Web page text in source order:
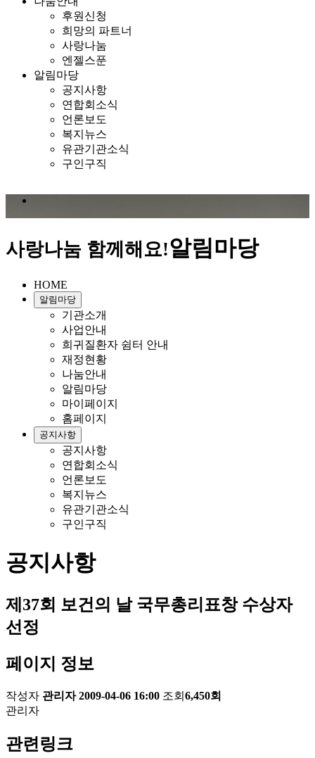
후원신청
희망의 파트너
사랑나눔
엔젤스푼
알림마당
공지사항
연합회소식
언론보도
복지뉴스
유관기관소식
구인구직
사랑나눔 함께해요!알림마당
HOME
알림마당
기관소개
사업안내
희귀질환자 쉼터 안내
재정현황
나눔안내
알림마당
마이페이지
홈페이지
공지사항
공지사항
연합회소식
언론보도
복지뉴스
유관기관소식
구인구직
공지사항
제37회 보건의 날 국무총리표창 수상자
선정
페이지 정보
작성자 관리자 2009-04-06 16:00 조회 6,450회
관리자
관련링크